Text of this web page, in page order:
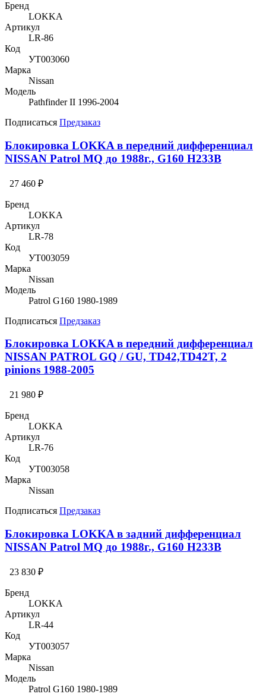
Бренд
LOKKA
Артикул
LR-86
Код
УТ003060
Марка
Nissan
Модель
Pathfinder II 1996-2004
Подписаться Предзаказ
Блокировка LOKKA в передний дифференциал
NISSAN Patrol MQ до 1988г., G160 H233B
27 460 ₽
Бренд
LOKKA
Артикул
LR-78
Код
УТ003059
Марка
Nissan
Модель
Patrol G160 1980-1989
Подписаться Предзаказ
Блокировка LOKKA в передний дифференциал
NISSAN PATROL GQ / GU, TD42,TD42T, 2
pinions 1988-2005
21 980 ₽
Бренд
LOKKA
Артикул
LR-76
Код
УТ003058
Марка
Nissan
Подписаться Предзаказ
Блокировка LOKKA в задний дифференциал
NISSAN Patrol MQ до 1988г., G160 H233B
23 830 ₽
Бренд
LOKKA
Артикул
LR-44
Код
УТ003057
Марка
Nissan
Модель
Patrol G160 1980-1989